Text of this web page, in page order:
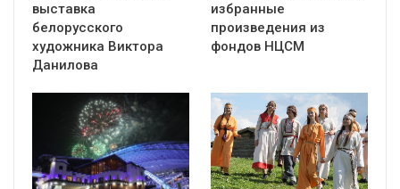
выставка
белорусского
художника Виктора
Данилова
избранные
произведения из
фондов НЦСМ